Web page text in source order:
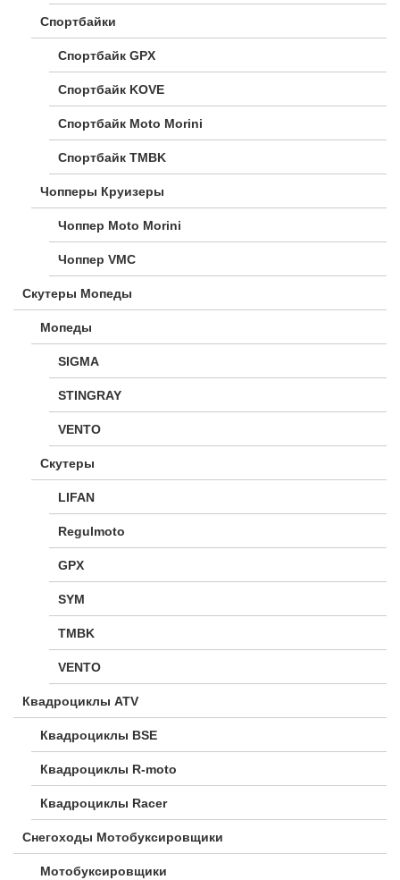
Спортбайки
Спортбайк GPX
Спортбайк KOVE
Спортбайк Moto Morini
Спортбайк TMBK
Чопперы Круизеры
Чоппер Moto Morini
Чоппер VMC
Скутеры Мопеды
Мопеды
SIGMA
STINGRAY
VENTO
Скутеры
LIFAN
Regulmoto
GPX
SYM
TMBK
VENTO
Квадроциклы ATV
Квадроциклы BSE
Квадроциклы R-moto
Квадроциклы Racer
Снегоходы Мотобуксировщики
Мотобуксировщики